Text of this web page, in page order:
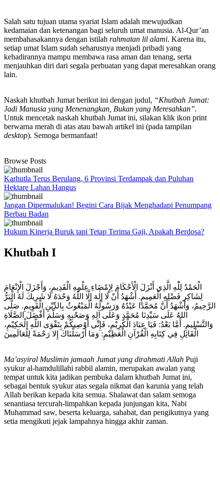
Salah satu tujuan utama syariat Islam adalah mewujudkan
kedamaian dan ketenangan bagi seluruh umat manusia. Al-Qur’an
membahasakannya dengan istilah rahmatan lil alami. Karena itu,
setiap umat Islam sudah seharusnya menjadi pribadi yang
kehadirannya mampu membawa rasa aman dan tenang, serta
menjauhkan diri dari segala perbuatan yang dapat meresahkan orang
lain.
Naskah khutbah Jumat berikut ini dengan judul, “Khutbah Jumat:
Jadi Manusia yang Menenangkan, Bukan yang Meresahkan”.
Untuk mencetak naskah khutbah Jumat ini, silakan klik ikon print
berwarna merah di atas atau bawah artikel ini (pada tampilan
desktop). Semoga bermanfaat!
Browse Posts
Karhutla Terus Berulang, 6 Provinsi Terdampak dan Puluhan
Hektare Lahan Hangus
Jangan Dipermalukan! Begini Cara Bijak Menghadapi Penumpang
Berbau Badan
Hukum Kinerja Buruk tapi Tetap Terima Gaji, Apakah Berdosa?
Khutbah I
الْحَمْدُ لِلّٰهِ الَّذِي أَنْزَلَ الْأَحْكَامَ لِإِمْضَاءِ عِلْمِهِ الْقَدِيمِ، وَأَجْزَلَ الْإِنْعَامَ
لِشَاكِرِ فَضْلِهِ الْعَمِيمِ. أَشْهَدُ أَنْ لَا إِلٰهَ إلَّا اللّٰهُ وَحْدَهُ لَا شَرِيكَ لَهُ الْبَرُّ
الرَّحِيمُ، وَأَشْهَدُ أَنَّ مُحَمَّدًا عَبْدُهُ وَرَسُولُهُ الْمَبْعُوثُ بِالدِّيْنِ الْقَوِيمِ. صَلَّى
اللهُ عَلَى سَيِّدِنَا مُحَمَّدٍ وَعَلَى آلِهِ وَصَحْبِهِ وَسَلَّمَ أَفْضَلَ الصَّلَاةِ
وَالتَّسْلِيمِ. أَمَّا بَعْدُ: فَيَا عِبَادَ الْكَرِيْمِ، فَإِنِّي أُوْصِيكُمْ بِتَقْوَى اللَّهِ الْحَكِيْمِ،
الْقَائِلِ فِي كِتَابِهِ الْقُرْآنِ الْعَظِيْمِ: وَمَا أَرْسَلْنَاكَ إِلا رَحْمَةً لِلْعَالَمِينَ
Ma’asyiral Muslimin jamaah Jumat yang dirahmati Allah Puji
syukur al-hamdulillahi rabbil alamin, merupakan awalan yang
tempat untuk kita jadikan pembuka dalam khutbah Jumat ini,
sebagai bentuk syukur atas segala nikmat dan karunia yang telah
Allah berikan kepada kita semua. Shalawat dan salam semoga
senantiasa tercurah-limpahkan kepada junjungan kita, Nabi
Muhammad saw, beserta keluarga, sahabat, dan pengikutnya yang
setia mengikuti jejak lampahnya hingga akhir zaman.